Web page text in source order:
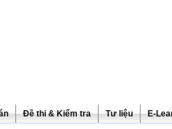
Đề thi & Kiểm tra Tư liệu E-